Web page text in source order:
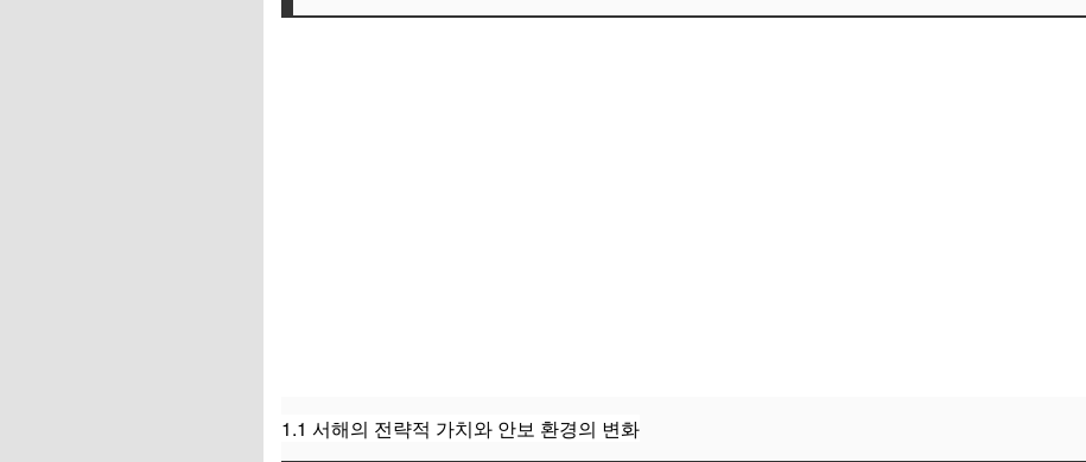
1.2 보고서의 목적 및 분석 범위
3.3 반접근/지역거부(A2/AD) 전략의 전진 기지
1.1 서해의 전략적 가치와 안보 환경의 변화